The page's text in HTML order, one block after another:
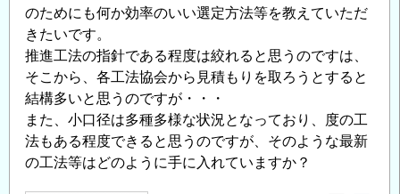
のためにも何か効率のいい選定方法等を教えていただ
きたいです。
推進工法の指針である程度は絞れると思うのですは、
そこから、各工法協会から見積もりを取ろうとすると
結構多いと思うのですが・・・
また、小口径は多種多様な状況となっており、度の工
法もある程度できると思うのですが、そのような最新
の工法等はどのように手に入れていますか？